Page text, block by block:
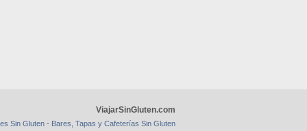
ViajarSinGluten.com
Sin Gluten - Bares, Tapas y Cafeterías Sin Gluten